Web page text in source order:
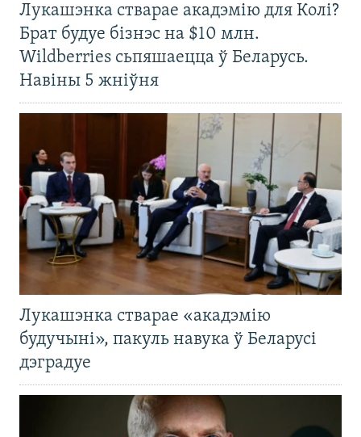
Лукашэнка стварае акадэмію для Колі?
Брат будуе бізнэс на $10 млн.
Wildberries сьпяшаецца ў Беларусь.
Навіны 5 жніўня
Лукашэнка стварае «акадэмію
будучыні», пакуль навука ў Беларусі
дэградуе